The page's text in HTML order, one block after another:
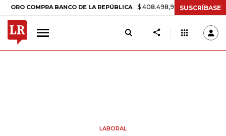
COMPRA BANCO DE LA REPÚBLICA $ 408.498,97 +$ 8.753,81 +2,19%
SUSCRÍBASE
LABORAL